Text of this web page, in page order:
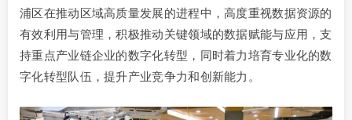
浦区在推动区域高质量发展的进程中，高度重视数据资源的
有效利用与管理，积极推动关键领域的数据赋能与应用，支
持重点产业链企业的数字化转型，同时着力培育专业化的数
字化转型队伍，提升产业竞争力和创新能力。